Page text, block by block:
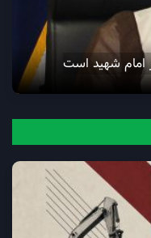
امام شهید است